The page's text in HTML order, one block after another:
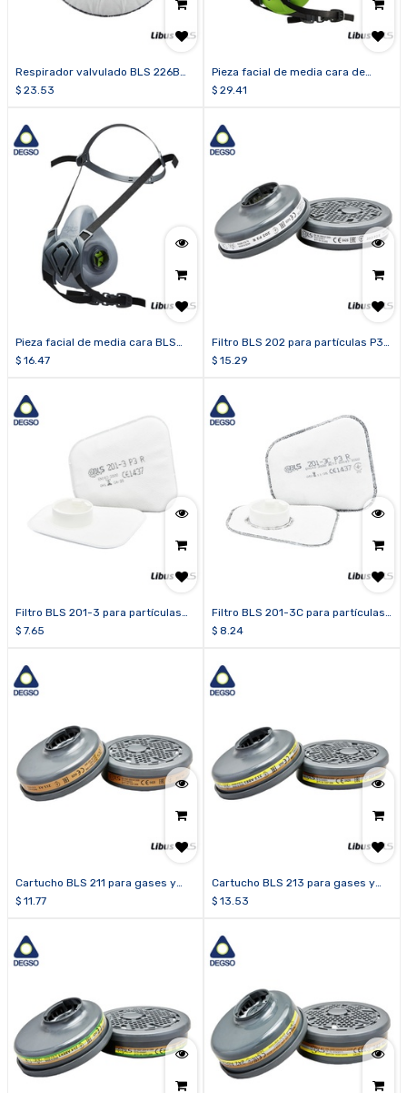
Respirador valvulado BLS 226B
para partículas FFP2 NR D y
ácidos, vapores orgánicos y
ozono (cajas de 10 unidades)
$ 23.53
Pieza facial de media cara de
silicona BLS 4000nextS
$ 29.41
Pieza facial de media cara BLS
4000nextR
$ 16.47
Filtro BLS 202 para partículas P3
R
$ 15.29
Filtro BLS 201-3 para partículas
P3 R
$ 7.65
Filtro BLS 201-3C para partículas
P3 R y niveles molestos de
$ 8.24
Cartucho BLS 211 para gases y
vapores orgánicos A2
$ 11.77
Cartucho BLS 213 para gases y
vapores orgánicos, inorgánicos y
$ 13.53